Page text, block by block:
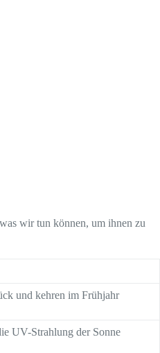
wir tun können, um ihnen zu
und kehren im Frühjahr
UV-Strahlung der Sonne